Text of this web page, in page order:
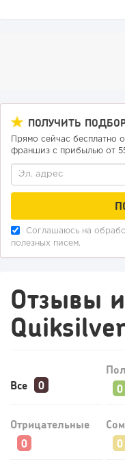
137
Конференции августа
для бизнеса,...
ПОЛУЧИТЬ
Прямо сейчас бесплатно
франшиз с прибылью от
Соглашаюсь на
полезных писем.
Отзывы
Все
Отрицательные